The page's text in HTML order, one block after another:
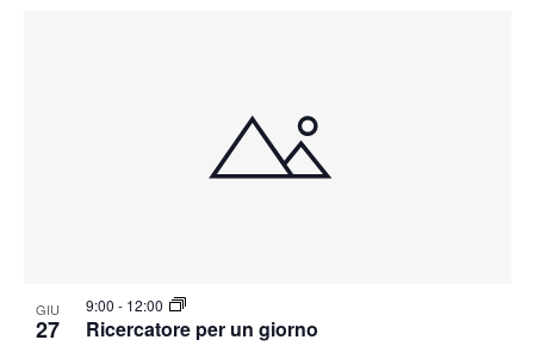
GIU
27 Ricercatore per un giorno
9:00 - 12:00